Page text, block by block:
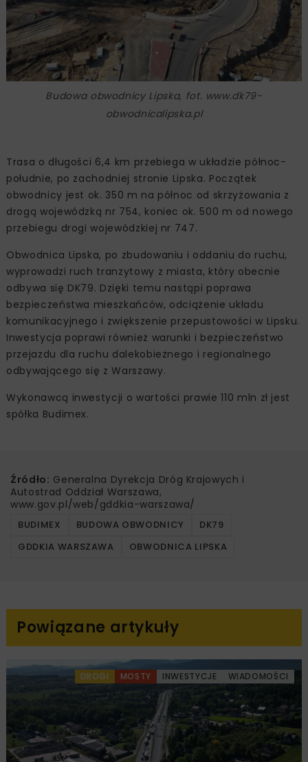
Budowa obwodnicy Lipska, fot. www.dk79-
obwodnicalipska.pl
Trasa o długości 6,4 km przebiega w układzie północ-
południe, po zachodniej stronie Lipska. Początek
obwodnicy jest ok. 350 m na północ od skrzyżowania z
drogą wojewódzką nr 754, koniec ok. 500 m od nowego
przebiegu drogi wojewódzkiej nr 747.
Obwodnica Lipska, po zbudowaniu i oddaniu do ruchu,
wyprowadzi ruch tranzytowy z miasta, który obecnie
odbywa się DK79. Dzięki temu nastąpi poprawa
bezpieczeństwa mieszkańców, odciążenie układu
komunikacyjnego i zwiększenie przepustowości w Lipsku.
Inwestycja poprawi również warunki i bezpieczeństwo
przejazdu dla ruchu dalekobieżnego i regionalnego
odbywającego się z Warszawy.
Wykonawcą inwestycji o wartości prawie 110 mln zł jest
spółka Budimex.
Źródło: Generalna Dyrekcja Dróg Krajowych i
Autostrad Oddział Warszawa,
www.gov.pl/web/gddkia-warszawa/
BUDIMEX BUDOWA OBWODNICY
DK79
GDDKIA WARSZAWA
OBWODNICA LIPSKA
Powiązane artykuły
DROGI MOSTY INWESTYCJE WIADOMOŚCI